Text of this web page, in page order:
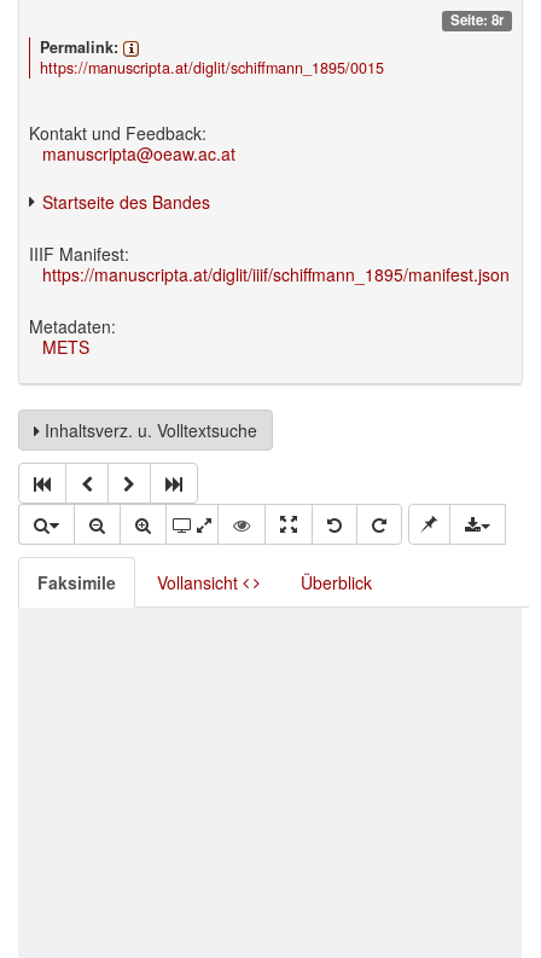
Seite: 8r
Permalink:
https://manuscripta.at/diglit/schiffmann_1895/0015
Kontakt und Feedback:
manuscripta@oeaw.ac.at
Startseite des Bandes
IIIF Manifest:
https://manuscripta.at/diglit/iiif/schiffmann_1895/manifest.json
Metadaten:
METS
Inhaltsverz. u. Volltextsuche
Faksimile Vollansicht Überblick